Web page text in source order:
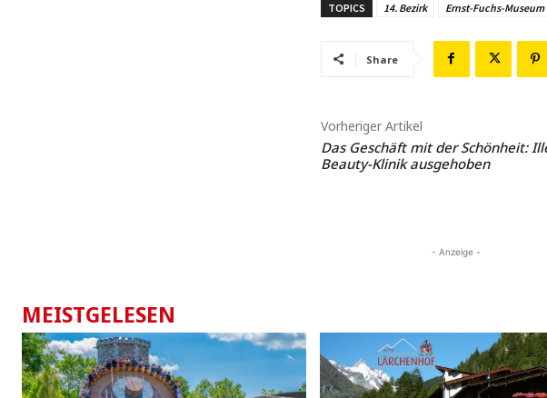
TOPICS 14. Bezirk Ernst-Fuchs-Museum
Share
Vorheriger Artikel
Das Geschäft mit der Schönheit:
Beauty-Klinik ausgehoben
- Anzeige -
MEISTGELESEN